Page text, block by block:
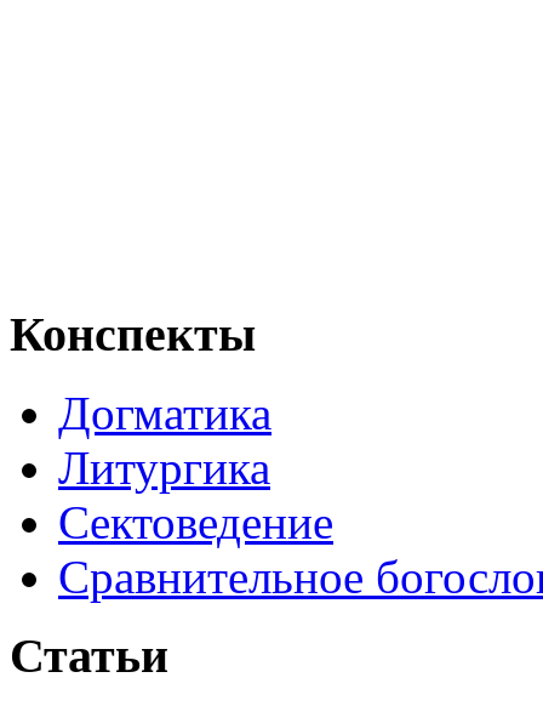
Конспекты
Догматика
Литургика
Сектоведение
Сравнительное
Статьи